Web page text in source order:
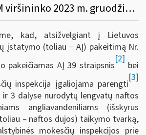
Dėl VMI prie FM viršininko 2023 m. gruodžio 27 d. įsakymo Nr. VA-99 pakeitimo
kad, atsižvelgiant į Lietuvos
įstatymo (toliau − AĮ) pakeitimą Nr.
pakeičiamas AĮ 39 straipsnis
[2]
bei
inspekcija įgaliojama parengti
[3]
3 dalyse nurodytų lengvatų naftos
angliavandeniliams (išskyrus
– naftos dujos) taikymo tvarką,
mokesčių inspekcijos prie